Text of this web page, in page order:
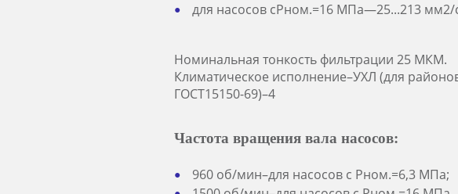
для насосов сРном.=16 МПа—25...213 мм2/
Номинальная тонкость фильтрации 25 МКМ.
Климатическое исполнение–УХЛ (для
ГОСТ15150-69)–4
Частота вращения вала насосов:
960 об/мин–для насосов с Рном.=6,3 МПа;